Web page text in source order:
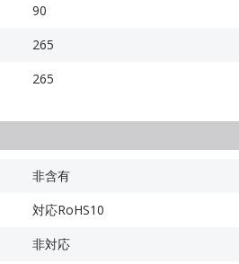
90
265
265
非含有
対応RoHS10
非対応